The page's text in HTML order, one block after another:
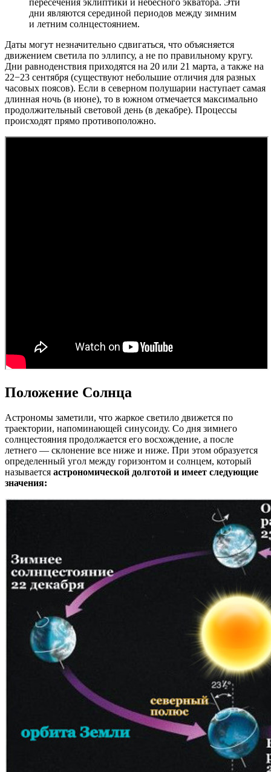
дни являются серединой периодов между зимним
и летним солнцестоянием.
Даты могут незначительно сдвигаться, что объясняется
движением светила по эллипсу, а не по правильному кругу.
Дни равноденствия приходятся на 20 или 21 марта, а также на
22−23 сентября (существуют небольшие отличия для разных
часовых поясов). Если в северном полушарии наступает самая
длинная ночь (в июне), то в южном отмечается максимально
продолжительный световой день (в декабре). Процессы
происходят прямо противоположно.
Положение Солнца
Астрономы заметили, что жаркое светило движется по
траектории, напоминающей синусоиду. Со дня зимнего
солнцестояния продолжается его восхождение, а после
летнего — склонение все ниже и ниже. При этом образуется
определенный угол между горизонтом и солнцем, который
называется астрономической долготой и имеет следующие
значения: